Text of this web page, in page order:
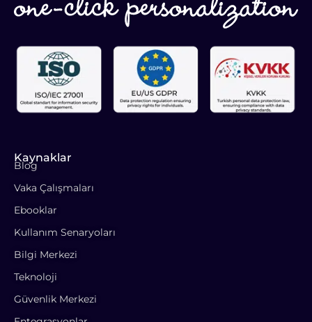
Kaynaklar
Blog
Vaka Çalışmaları
Ebooklar
Kullanım Senaryoları
Bilgi Merkezi
Teknoloji
Güvenlik Merkezi